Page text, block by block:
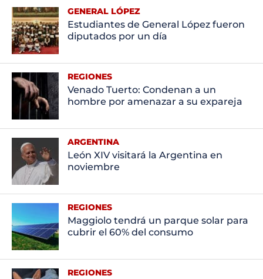
GENERAL LÓPEZ
Estudiantes de General López fueron
diputados por un día
REGIONES
Venado Tuerto: Condenan a un
hombre por amenazar a su expareja
ARGENTINA
León XIV visitará la Argentina en
noviembre
REGIONES
Maggiolo tendrá un parque solar para
cubrir el 60% del consumo
REGIONES